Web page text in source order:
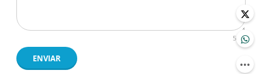
500
ENVIAR